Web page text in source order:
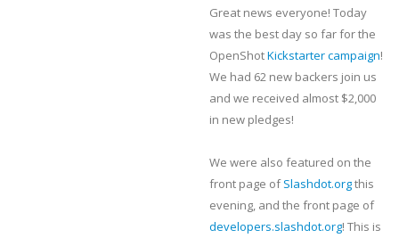
Great news everyone! Today
was the best day so far for the
OpenShotKickstarter campaign!
We had 62 new backers join us
and we received almost $2,000
in new pledges!
We were also featured on the
front page ofSlashdot.orgthis
evening, and the front page of
developers.slashdot.org! This is